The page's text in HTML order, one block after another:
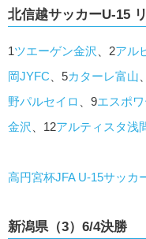
北信越サッカーU-15
1ツエーゲン金沢 、2アル
岡JYFC 、5カターレ富山
野パルセイロ
、9エスポ
金沢
、12アルティスタ浅
高円宮杯JFA U-15サッカ
新潟県（3）6/4決勝